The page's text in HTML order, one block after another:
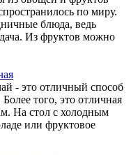
по миру.
блюда, ведь
Из фруктов можно
- это отличный способ
того, это отличная
На стол с холодным
или фруктовое